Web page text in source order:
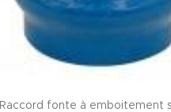
Raccord fonte à emboitement